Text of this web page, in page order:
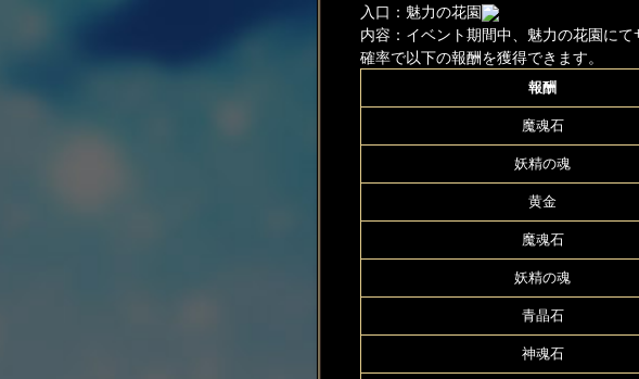
入口：魅力の花園
内容：イベント期間中、魅力の花園に
確率で以下の報酬を獲得できます。
報酬
魔魂石
妖精の魂
黄金
魔魂石
妖精の魂
青晶石
神魂石